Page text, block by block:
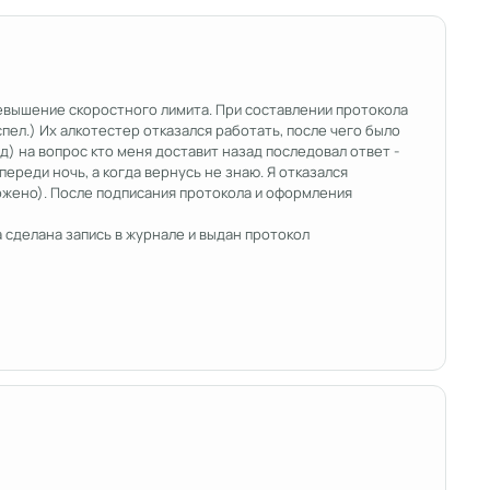
скоростного лимита. При составлении протокола
Их алкотестер отказался работать, после чего было
на вопрос кто меня доставит назад последовал ответ -
ночь, а когда вернусь не знаю. Я отказался
После подписания протокола и оформления
запись в журнале и выдан протокол